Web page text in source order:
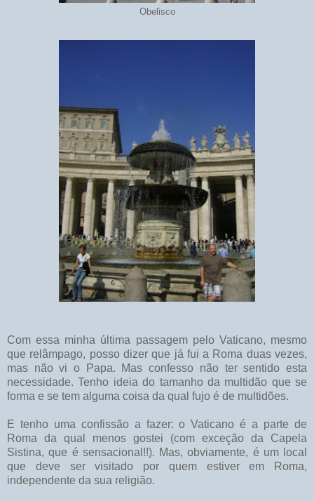
Obelisco
Com essa minha última passagem pelo Vaticano, mesmo
que relâmpago, posso dizer que já fui a Roma duas vezes,
mas não vi o Papa. Mas confesso não ter sentido esta
necessidade. Tenho ideia do tamanho da multidão que se
forma e se tem alguma coisa da qual fujo é de multidões.
E tenho uma confissão a fazer: o Vaticano é a parte de
Roma da qual menos gostei (com exceção da Capela
Sistina, que é sensacional!!). Mas, obviamente, é um local
que deve ser visitado por quem estiver em Roma,
independente da sua religião.